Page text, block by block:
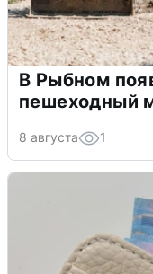
В Рыбном
пешеходный
8 августа 1